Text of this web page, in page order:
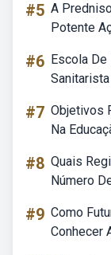
#5 A
Potente
#6 Escola
#7 Objetivos
Na
#8 Quais
Número
#9 Como
Conhecer